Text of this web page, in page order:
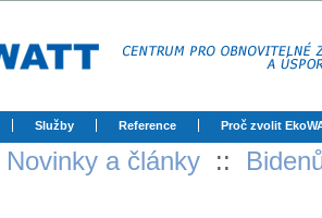
Služby Reference Proč zvolit
Novinky a články ::